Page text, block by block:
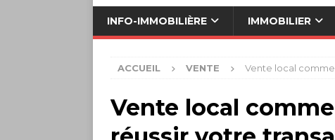
INFO-IMMOBILIÈRE IMMOBILIER
ACCUEIL VENTE Vente local
Vente local